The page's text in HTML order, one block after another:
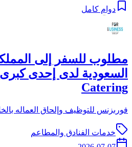
دوام كامل
مطلوب للسفر إلى
Catering
فوربزنس للتوظيف وإلحاق العماله
خدمات الفنادق والمطاعم